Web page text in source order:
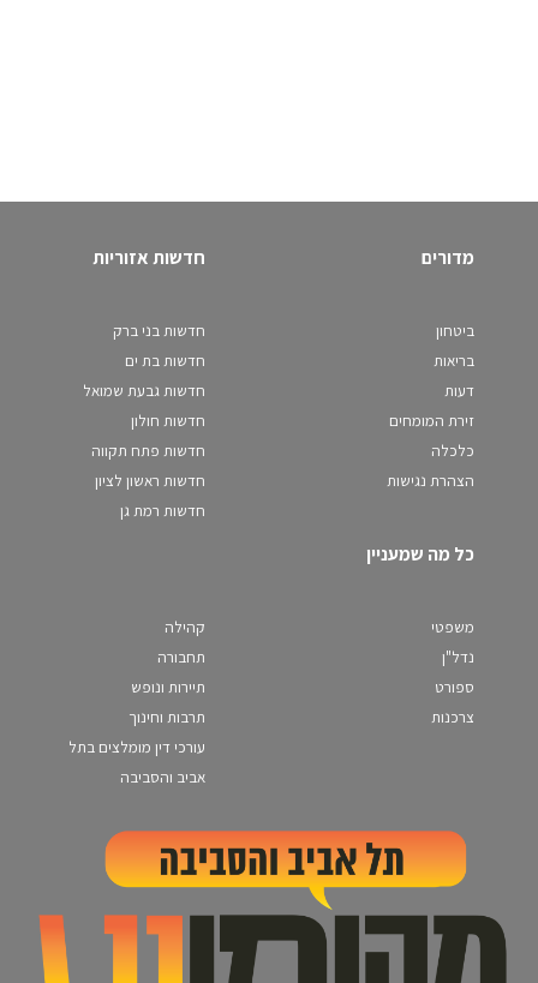
מדורים
ביטחון
בריאות
דעות
זירת המומחים
כלכלה
הצהרת נגישות
חדשות אזוריות
חדשות בני ברק
חדשות בת ים
חדשות גבעת שמואל
חדשות חולון
חדשות פתח תקווה
חדשות ראשון לציון
חדשות רמת גן
כל מה שמעניין
משפטי
נדל"ן
ספורט
צרכנות
קהילה
תחבורה
תיירות ונופש
תרבות וחינוך
עורכי דין מומלצים בתל
אביב והסביבה